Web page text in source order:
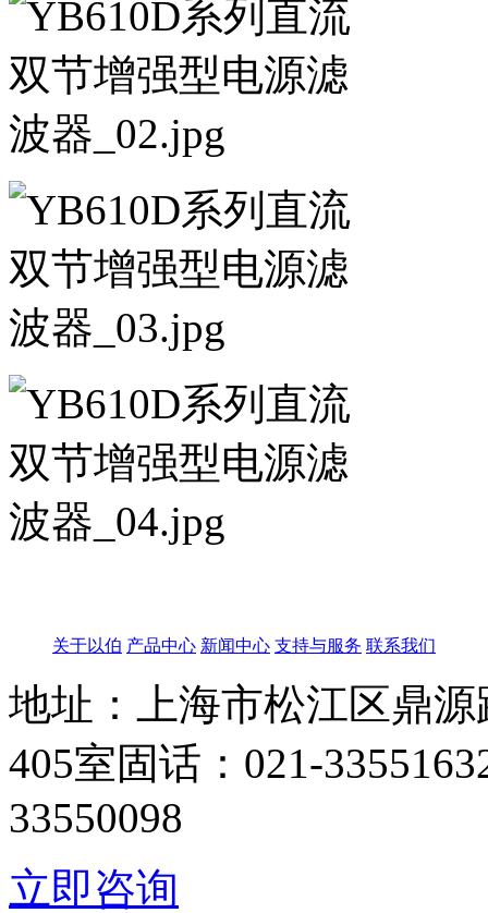
关于以伯 产品中心 新闻中心 支持与服务 联系我们
地址：上海市松江区鼎
405室固话：021-
33550098
立即咨询